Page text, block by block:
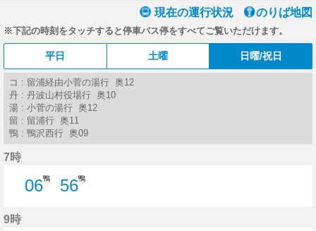
現在の運行状況 のりば地図
※下記の時刻をタッチすると停車バス停をすべてご覧いただけます。
平日 土曜 日曜/祝日
コ : 留浦経由小菅の湯行 奥12
丹 : 丹波山村役場行 奥10
湯 : 小菅の湯行 奥12
留 : 留浦行 奥11
鴨 : 鴨沢西行 奥09
7時
06鴨
56鴨
9時